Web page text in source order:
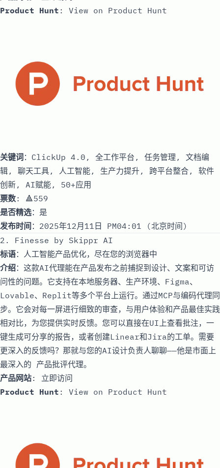
Product Hunt : View on Product Hunt
关键词 ：ClickUp 4.0, 全工作平台, 任务管理, 文档编
辑, 聊天工具, 人工智能, 生产力提升, 跨平台整合, 软件
创新, AI赋能, 50+应用
票数: 🔺559
是否精选：是
发布时间 ：2025年12月11日 PM04:01 (北京时间)
2. Finesse by Skippr AI
标语：人工智能产品优化，尽在您的浏览器中
介绍：这款AI代理能在产品发布之前捕捉到设计、文案和可访
问性的问题。它支持在本地服务器、生产环境、Figma、
Lovable、Replit等多个平台上运行。通过MCP与编码代理同
步。它会对每一屏进行细致的审查，与用户体验和产品最佳实践
相对比，为您提供实时反馈。您可以直接在UI上查看批注，一
键生成可分享的报告，或者创建Linear和Jira的工单。需要
更深入的反馈吗？那就与您的AI设计负责人聊聊——他是市面上
最深入的 产品批评代理。
产品网站: 立即访问
Product Hunt : View on Product Hunt